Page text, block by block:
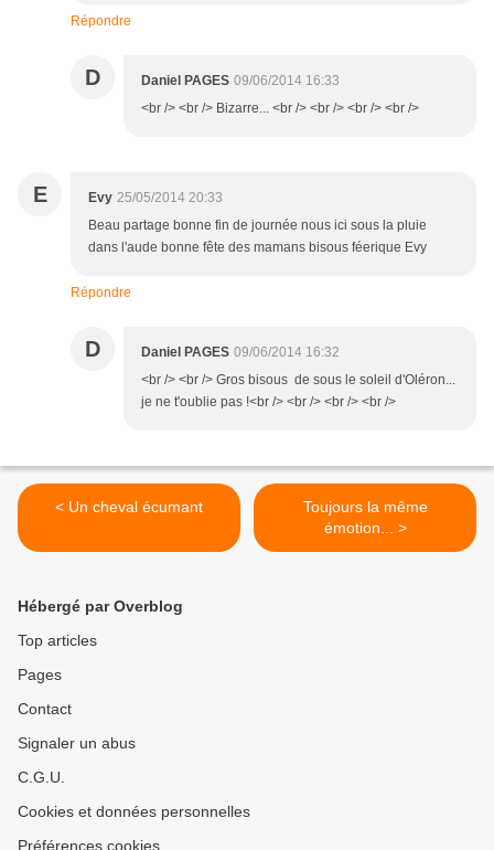
Répondre
D Daniel PAGES 09/06/2014 16:33
<br /> <br /> Bizarre... <br /> <br /> <br /> <br />
E Evy 25/05/2014 20:33
Beau partage bonne fin de journée nous ici sous la pluie
dans l'aude bonne fête des mamans bisous féerique Evy
Répondre
D Daniel PAGES 09/06/2014 16:32
<br /> <br /> Gros bisous de sous le soleil d'Oléron...
je ne t'oublie pas !<br /> <br /> <br /> <br />
< Un cheval écumant
Toujours la même
émotion... >
Hébergé par Overblog
Top articles
Pages
Contact
Signaler un abus
C.G.U.
Cookies et données personnelles
Préférences cookies